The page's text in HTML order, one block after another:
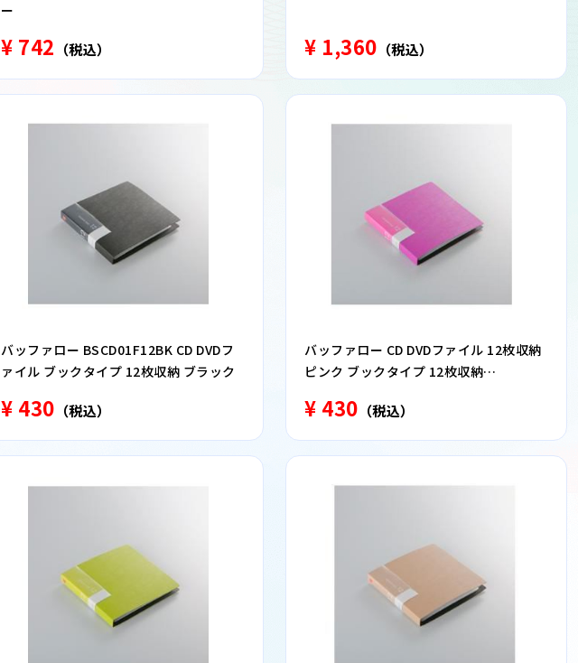
ー
¥ 742 （税込） ¥ 1,360 （税込）
バッファロー BSCD01F12BK CD DVDフ
ァイル ブックタイプ 12枚収納 ブラック
¥ 430 （税込）
バッファロー CD DVDファイル 12枚収納
ピンク ブックタイプ 12枚収納
¥ 430 （税込）